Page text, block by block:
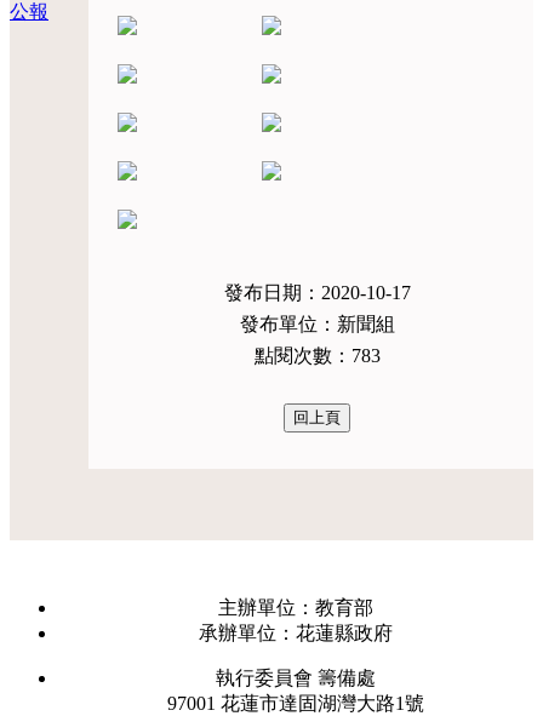
公報
發布日期：2020-10-17
發布單位：新聞組
點閱次數：783
主辦單位：教育部
承辦單位：花蓮縣政府
執行委員會 籌備處
97001 花蓮市達固湖灣大路1號